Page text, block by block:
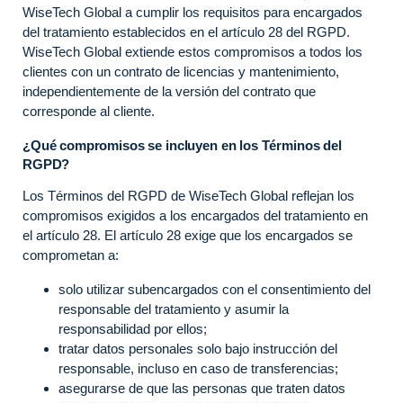
WiseTech Global a cumplir los requisitos para encargados
del tratamiento establecidos en el artículo 28 del RGPD.
WiseTech Global extiende estos compromisos a todos los
clientes con un contrato de licencias y mantenimiento,
independientemente de la versión del contrato que
corresponde al cliente.
¿Qué compromisos se incluyen en los Términos del
RGPD?
Los Términos del RGPD de WiseTech Global reflejan los
compromisos exigidos a los encargados del tratamiento en
el artículo 28. El artículo 28 exige que los encargados se
comprometan a:
solo utilizar subencargados con el consentimiento del
responsable del tratamiento y asumir la
responsabilidad por ellos;
tratar datos personales solo bajo instrucción del
responsable, incluso en caso de transferencias;
asegurarse de que las personas que traten datos